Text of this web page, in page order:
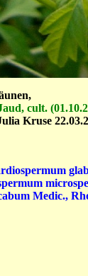
cult.
Kruse
Medic.,